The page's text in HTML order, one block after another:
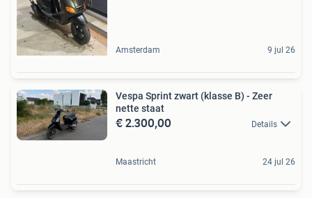
Amsterdam 9 jul 26
Vespa Sprint zwart (klasse B) - Zeer
nette staat
€ 2.300,00 Details
Maastricht 24 jul 26